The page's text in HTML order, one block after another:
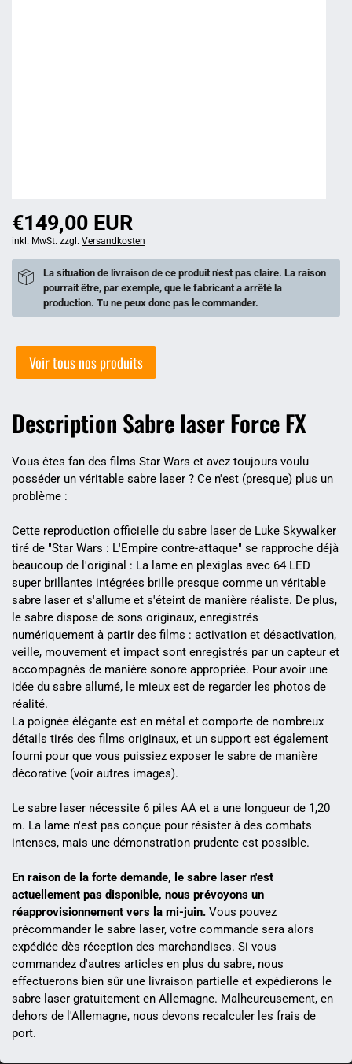
€149,00 EUR
inkl. MwSt. zzgl. Versandkosten
La situation de livraison de ce produit n'est pas claire. La raison
pourrait être, par exemple, que le fabricant a arrêté la
production. Tu ne peux donc pas le commander.
Voir tous nos produits
Description Sabre laser Force FX
Vous êtes fan des films Star Wars et avez toujours voulu
posséder un véritable sabre laser ? Ce n'est (presque) plus un
problème :
Cette reproduction officielle du sabre laser de Luke Skywalker
tiré de "Star Wars : L'Empire contre-attaque" se rapproche déjà
beaucoup de l'original : La lame en plexiglas avec 64 LED
super brillantes intégrées brille presque comme un véritable
sabre laser et s'allume et s'éteint de manière réaliste. De plus,
le sabre dispose de sons originaux, enregistrés
numériquement à partir des films : activation et désactivation,
veille, mouvement et impact sont enregistrés par un capteur et
accompagnés de manière sonore appropriée. Pour avoir une
idée du sabre allumé, le mieux est de regarder les photos de
réalité.
La poignée élégante est en métal et comporte de nombreux
détails tirés des films originaux, et un support est également
fourni pour que vous puissiez exposer le sabre de manière
décorative (voir autres images).
Le sabre laser nécessite 6 piles AA et a une longueur de 1,20
m. La lame n'est pas conçue pour résister à des combats
intenses, mais une démonstration prudente est possible.
En raison de la forte demande, le sabre laser n'est
actuellement pas disponible, nous prévoyons un
réapprovisionnement vers la mi-juin. Vous pouvez
précommander le sabre laser, votre commande sera alors
expédiée dès réception des marchandises. Si vous
commandez d'autres articles en plus du sabre, nous
effectuerons bien sûr une livraison partielle et expédierons le
sabre laser gratuitement en Allemagne. Malheureusement, en
dehors de l'Allemagne, nous devons recalculer les frais de
port.